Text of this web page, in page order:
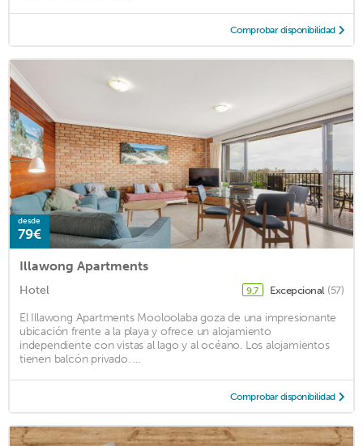
Comprobar disponibilidad
desde
79€
Illawong Apartments
Hotel 9,7 Excepcional (57)
El Illawong Apartments Mooloolaba goza de una impresionante
ubicación frente a la playa y ofrece un alojamiento
independiente con vistas al lago y al océano. Los alojamientos
tienen balcón privado. ...
Comprobar disponibilidad